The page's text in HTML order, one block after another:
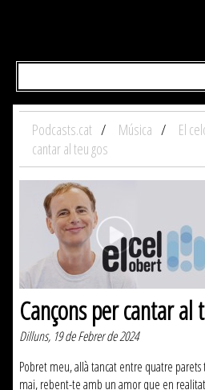
Podcasts.cat Música El
cantar al teu gos
Cançons per cantar al
Dilluns, 19 de Febrer de 2024
Pobret meu, allà tancat entre quatre parets
mai, rebent-te amb un amor que en